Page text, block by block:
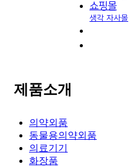
쇼핑몰
생각 자사몰
제품소개
의약외품
동물용의약외품
의료기기
화장품